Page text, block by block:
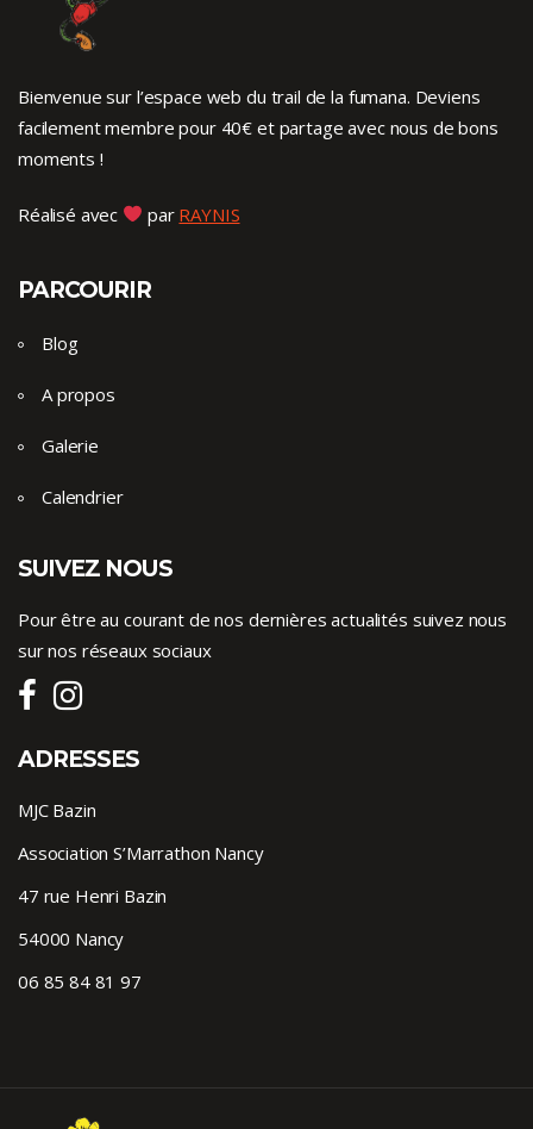
Bienvenue sur l’espace web du trail de la fumana. Deviens
facilement membre pour 40€ et partage avec nous de bons
moments !
Réalisé avec par RAYNIS
PARCOURIR
Blog
A propos
Galerie
Calendrier
SUIVEZ NOUS
Pour être au courant de nos dernières actualités suivez nous
sur nos réseaux sociaux
ADRESSES
MJC Bazin
Association S’Marrathon Nancy
47 rue Henri Bazin
54000 Nancy
06 85 84 81 97